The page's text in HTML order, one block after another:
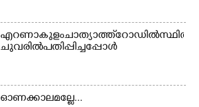
എറണാകുളം ചാത്യാത്ത് റോഡിൽ സ്ഥിതി
ചുവരിൽ പതിപ്പിച്ചപ്പോൾ
ഓണക്കാലമല്ലേ...